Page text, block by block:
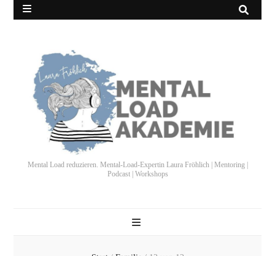
Mental Load reduzieren. Mental-Load-Expertin Laura Fröhlich | Mentoring |
Podcast | Workshops